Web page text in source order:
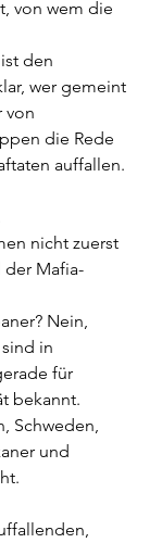
von wem die
den
wer gemeint
von
die Rede
auffallen.
nicht zuerst
der Mafia-
Nein,
in
für
bekannt.
Schweden,
und